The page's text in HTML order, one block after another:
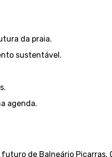
da praia.
sustentável.
agenda.
de Balneário